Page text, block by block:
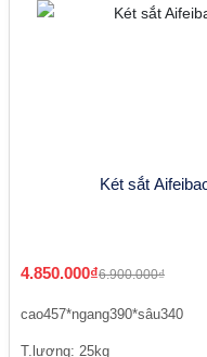
Két sắt
4.850.000₫6.900.000₫
cao457*ngang390*sâu340
T.lượng: 25kg